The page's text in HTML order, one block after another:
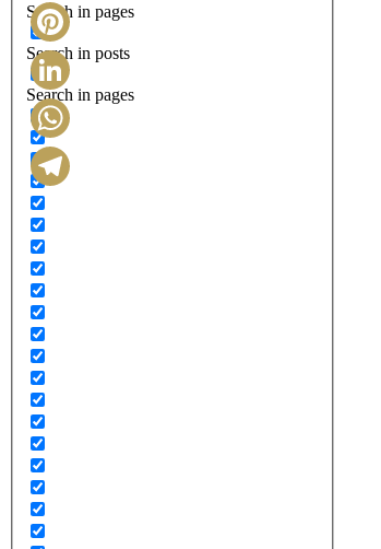
Search in pages
Search in posts
Search in pages
X
Pinterest
LinkedIn
WhatsApp
Telegram